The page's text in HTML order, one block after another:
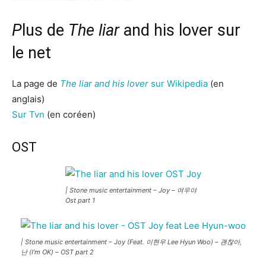
Plus de The liar and his lover sur
le net
La page de The liar and his lover sur Wikipedia (en
anglais)
Sur Tvn (en coréen)
OST
| Stone music entertainment – Joy – 여우야
Ost part 1
| Stone music entertainment – Joy (Feat. 이현우 Lee Hyun Woo) – 괜찮아,
난 (I’m OK) – OST part 2